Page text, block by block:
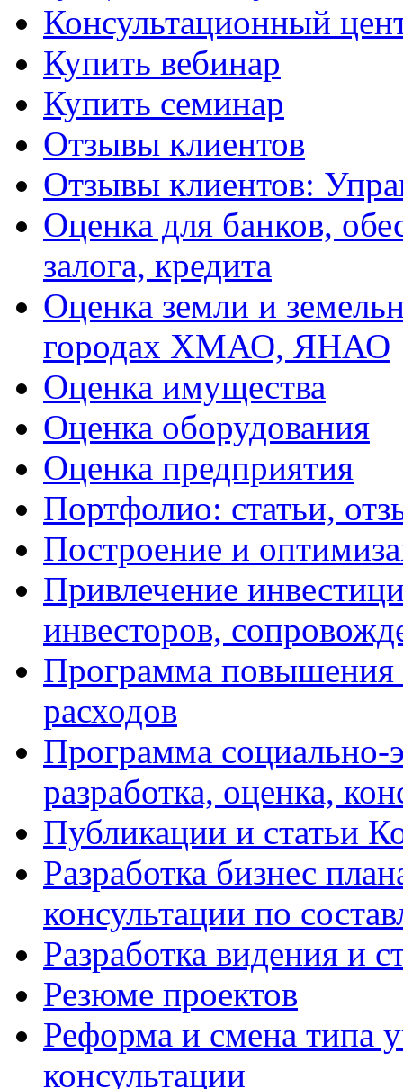
Консультационный
Купить вебинар
Купить семинар
Отзывы клиентов
Отзывы клиентов:
Оценка для банков,
залога, кредита
Оценка земли и
городах ХМАО, ЯНАО
Оценка имущества
Оценка оборудования
Оценка предприятия
Портфолио: статьи,
Построение и
Привлечение
инвесторов,
Программа
расходов
Программа социально-
разработка, оценка,
Публикации и статьи
Разработка бизнес
консультации по
Разработка видения и
Резюме проектов
Реформа и смена типа
консультации